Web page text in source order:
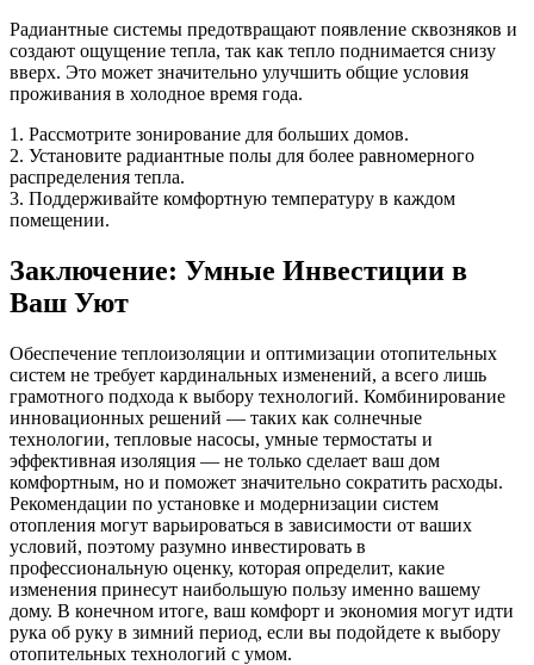
Радиантные системы предотвращают появление сквозняков и
создают ощущение тепла, так как тепло поднимается снизу
вверх. Это может значительно улучшить общие условия
проживания в холодное время года.
1. Рассмотрите зонирование для больших домов.
2. Установите радиантные полы для более равномерного
распределения тепла.
3. Поддерживайте комфортную температуру в каждом
помещении.
Заключение: Умные Инвестиции в
Ваш Уют
Обеспечение теплоизоляции и оптимизации отопительных
систем не требует кардинальных изменений, а всего лишь
грамотного подхода к выбору технологий. Комбинирование
инновационных решений — таких как солнечные
технологии, тепловые насосы, умные термостаты и
эффективная изоляция — не только сделает ваш дом
комфортным, но и поможет значительно сократить расходы.
Рекомендации по установке и модернизации систем
отопления могут варьироваться в зависимости от ваших
условий, поэтому разумно инвестировать в
профессиональную оценку, которая определит, какие
изменения принесут наибольшую пользу именно вашему
дому. В конечном итоге, ваш комфорт и экономия могут идти
рука об руку в зимний период, если вы подойдете к выбору
отопительных технологий с умом.